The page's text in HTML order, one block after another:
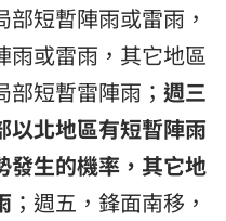
短暫陣雨或雷雨，
雨或雷雨，其它地區
短暫雷陣雨； 週三
以北地區有短暫陣雨
發生的機率，其它地
；週五，鋒面南移，